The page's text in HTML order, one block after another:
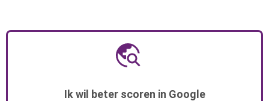
Ik wil beter scoren in Google